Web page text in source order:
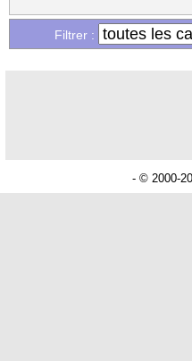
Filtrer :
- © 2000-